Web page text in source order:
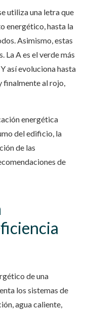
utiliza una letra que
energético, hasta la
Asimismo, estas
La A es el verde más
así evoluciona hasta
finalmente al rojo,
energética
del edificio, la
de las
de
de una
los sistemas de
agua caliente,